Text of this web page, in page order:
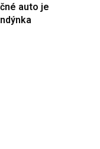
auto je